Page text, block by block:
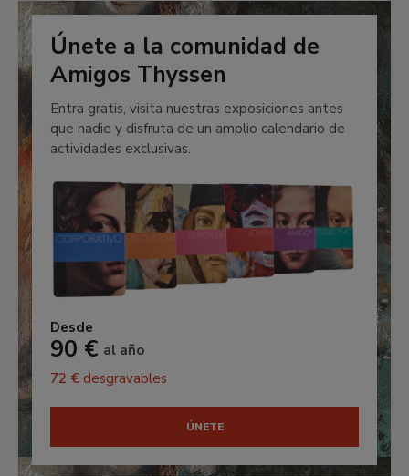
Únete a la comunidad de
Amigos Thyssen
Entra gratis, visita nuestras exposiciones antes
que nadie y disfruta de un amplio calendario de
actividades exclusivas.
Desde
90 € al año
72 € desgravables
ÚNETE